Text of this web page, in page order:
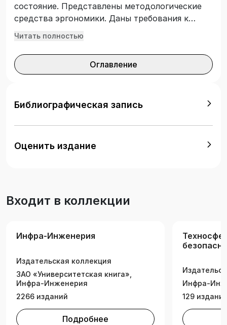
состояние. Представлены методологические
средства эргономики. Даны требования к
производственным помещениям. Показаны
безопасностью труда на предприятии. Для
студентов направления подготовки 20.03.01
Читать полностью
Оглавление
Библиографическая запись
Оценить издание
Входит в коллекции
Инфра-Инженерия
Издательская коллекция
ЗАО «Университетская книга»,
Инфра-Инженерия
2266 изданий
Подробнее
Инфра-
129